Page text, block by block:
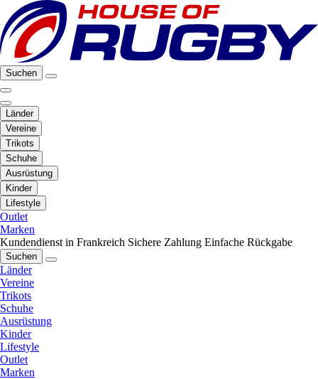
Suchen
Länder
Vereine
Trikots
Schuhe
Ausrüstung
Kinder
Lifestyle
Outlet
Marken
Kundendienst in Frankreich Sichere Zahlung Einfache Rückgabe
Suchen
Länder
Vereine
Trikots
Schuhe
Ausrüstung
Kinder
Lifestyle
Outlet
Marken